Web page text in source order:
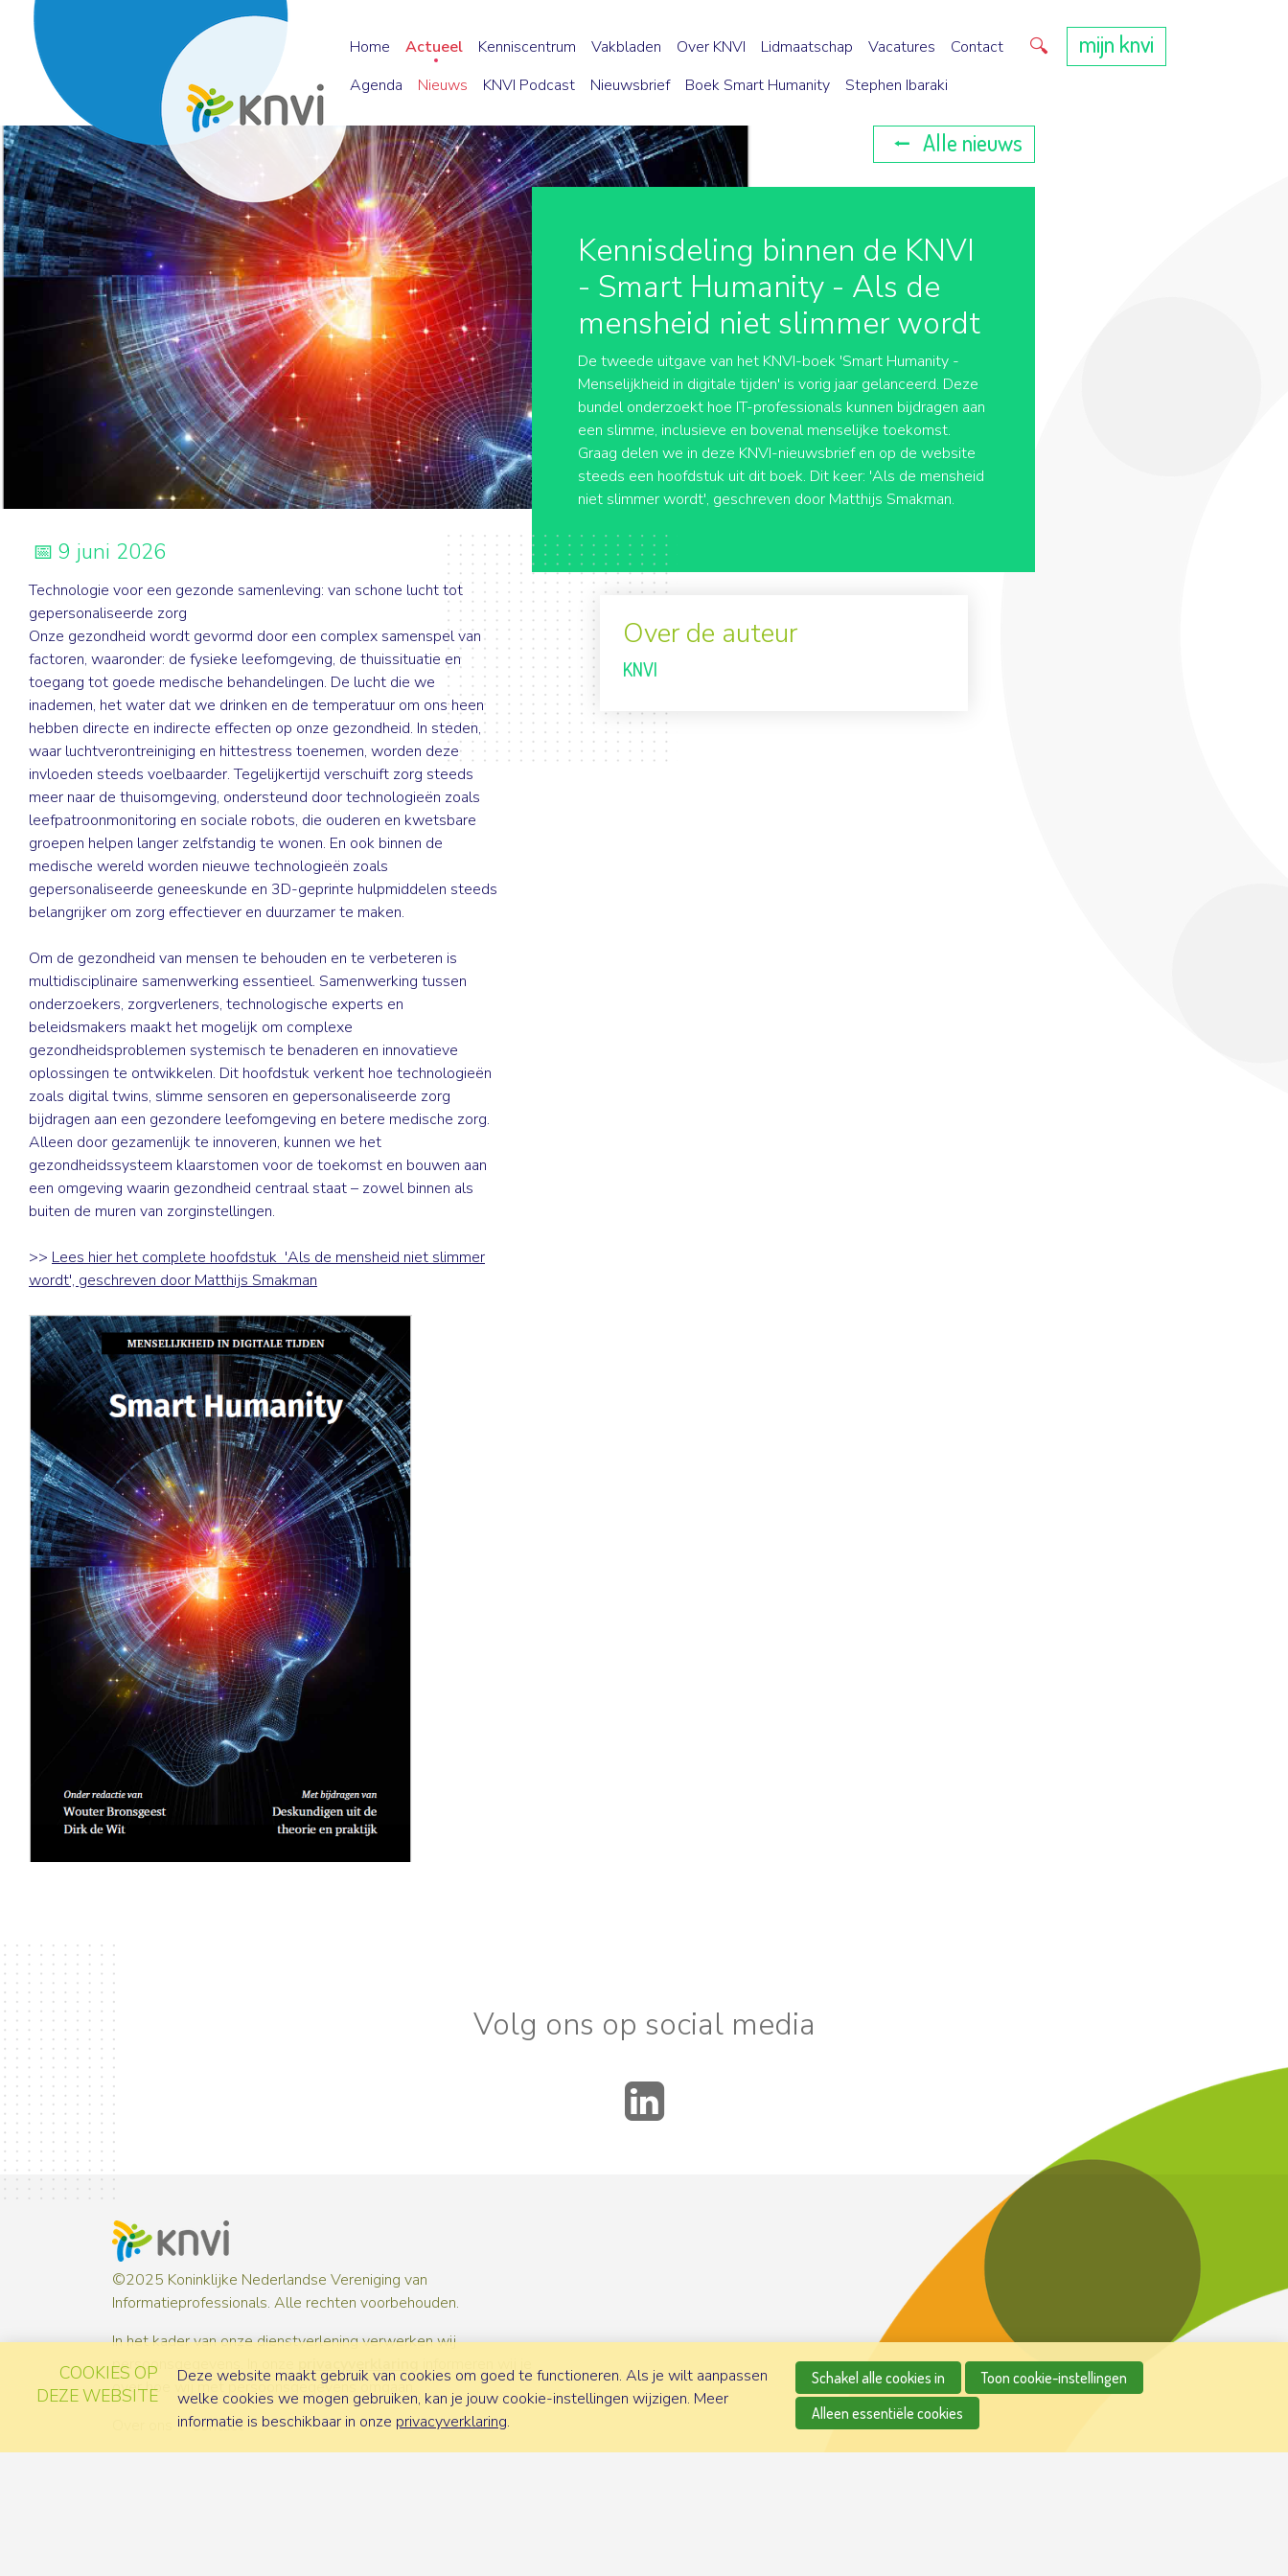
Home
Actueel
Agenda
Nieuws KNVI Podcast Nieuwsbrief Boek Smart Humanity Stephen Ibaraki
Kenniscentrum Vakbladen Over KNVI Lidmaatschap Vacatures Contact Direct zoeken
mijn knvi
Alle nieuws
Kennisdeling binnen de KNVI
- Smart Humanity - Als de
mensheid niet slimmer wordt
De tweede uitgave van het KNVI-boek 'Smart Humanity -
Menselijkheid in digitale tijden' is vorig jaar gelanceerd. Deze
bundel onderzoekt hoe IT-professionals kunnen bijdragen aan
een slimme, inclusieve en bovenal menselijke toekomst.
Graag delen we in deze KNVI-nieuwsbrief en op de website
steeds een hoofdstuk uit dit boek. Dit keer: 'Als de mensheid
niet slimmer wordt', geschreven door Matthijs Smakman.
9 juni 2026
Technologie voor een gezonde samenleving: van schone lucht tot
gepersonaliseerde zorg
Onze gezondheid wordt gevormd door een complex samenspel van
factoren, waaronder: de fysieke leefomgeving, de thuissituatie en
toegang tot goede medische behandelingen. De lucht die we
inademen, het water dat we drinken en de temperatuur om ons heen
hebben directe en indirecte effecten op onze gezondheid. In steden,
waar luchtverontreiniging en hittestress toenemen, worden deze
invloeden steeds voelbaarder. Tegelijkertijd verschuift zorg steeds
meer naar de thuisomgeving, ondersteund door technologieën zoals
leefpatroonmonitoring en sociale robots, die ouderen en kwetsbare
groepen helpen langer zelfstandig te wonen. En ook binnen de
medische wereld worden nieuwe technologieën zoals
gepersonaliseerde geneeskunde en 3D-geprinte hulpmiddelen steeds
belangrijker om zorg effectiever en duurzamer te maken.
Om de gezondheid van mensen te behouden en te verbeteren is
multidisciplinaire samenwerking essentieel. Samenwerking tussen
onderzoekers, zorgverleners, technologische experts en
beleidsmakers maakt het mogelijk om complexe
gezondheidsproblemen systemisch te benaderen en innovatieve
oplossingen te ontwikkelen. Dit hoofdstuk verkent hoe technologieën
zoals digital twins, slimme sensoren en gepersonaliseerde zorg
bijdragen aan een gezondere leefomgeving en betere medische zorg.
Alleen door gezamenlijk te innoveren, kunnen we het
gezondheidssysteem klaarstomen voor de toekomst en bouwen aan
een omgeving waarin gezondheid centraal staat – zowel binnen als
buiten de muren van zorginstellingen.
>> Lees hier het complete hoofdstuk 'Als de mensheid niet slimmer
wordt', geschreven door Matthijs Smakman
Over de auteur
KNVI
Volg ons op social media
©2025 Koninklijke Nederlandse Vereniging van
Informatieprofessionals. Alle rechten voorbehouden.
In het kader van onze dienstverlening verwerken wij
persoonsgegevens. In onze
over hoe wij met persoonsgegevens omgaan.
Contact
COOKIES OP
DEZE WEBSITE
Deze website maakt gebruik van cookies om goed te functioneren. Als je wilt aanpassen
welke cookies we mogen gebruiken, kan je jouw cookie-instellingen wijzigen. Meer
informatie is beschikbaar in onze privacyverklaring.
Schakel alle cookies in
Toon cookie-instellingen
Alleen essentiële cookies